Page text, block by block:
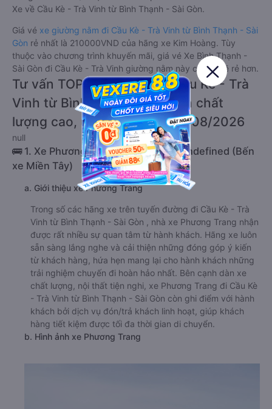
Xe về Cầu Kè - Trà Vinh từ Bình Thạnh - Sài Gòn.
Giá vé xe giường nằm đi Cầu Kè - Trà Vinh từ Bình Thạnh - Sài
Gòn rẻ nhất là 210000VND của hãng xe Kim Hoàng. Tùy
thuộc vào chương trình khuyến mãi, giá vé Xe Bình Thạnh -
Sài Gòn đi Cầu Kè - Trà Vinh giường nằm này có thể sẽ rẻ hơn.
Tư vấn TOP 2 xe khách đi Cầu Kè - Trà
Vinh từ Bình Thạnh - Sài Gòn chất
lượng cao, uy tín, giá rẻ nhất 08/2026
null
🚌 1. Xe Phương Trang khởi hành tại undefined (Bến
xe Miền Tây)
a. Giới thiệu xe Phương Trang
Trong số các hãng xe trên tuyến đường đi Cầu Kè - Trà
Vinh từ Bình Thạnh - Sài Gòn , nhà xe Phương Trang nhận
được rất nhiều sự quan tâm từ hành khách. Hãng xe luôn
sẵn sàng lắng nghe và cải thiện những đóng góp ý kiến
từ khách hàng, hứa hẹn mang lại cho hành khách những
trải nghiệm chuyến đi hoàn hảo nhất. Bên cạnh dàn xe
chất lượng, nội thất tiện nghi, xe Phương Trang đi Cầu Kè
- Trà Vinh từ Bình Thạnh - Sài Gòn còn ghi điểm với hành
khách bởi dịch vụ đón/trả khách linh hoạt, giúp khách
hàng tiết kiệm được tối đa thời gian di chuyển.
b. Hình ảnh xe Phương Trang